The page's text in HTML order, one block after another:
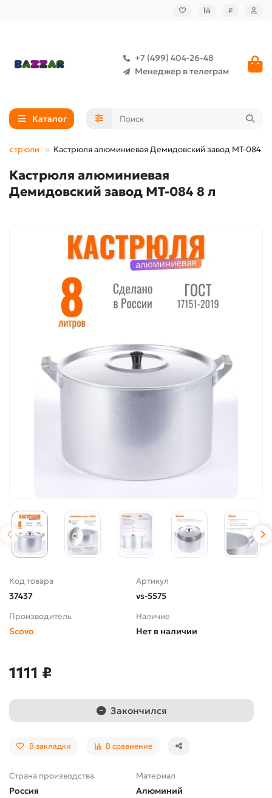
₽
+7 (499) 404-26-48
Менеджер в телеграм
Каталог
Кастрюли Кастрюля алюминиевая Демидовский завод МТ-084 8
Кастрюля алюминиевая
Демидовский завод МТ-084 8 л
Код товара
37437
Артикул
vs-5575
Производитель
Scovo
Наличие
Нет в наличии
1111 ₽
Закончился
В закладки В сравнение
Страна производства
Россия
Материал
Алюминий